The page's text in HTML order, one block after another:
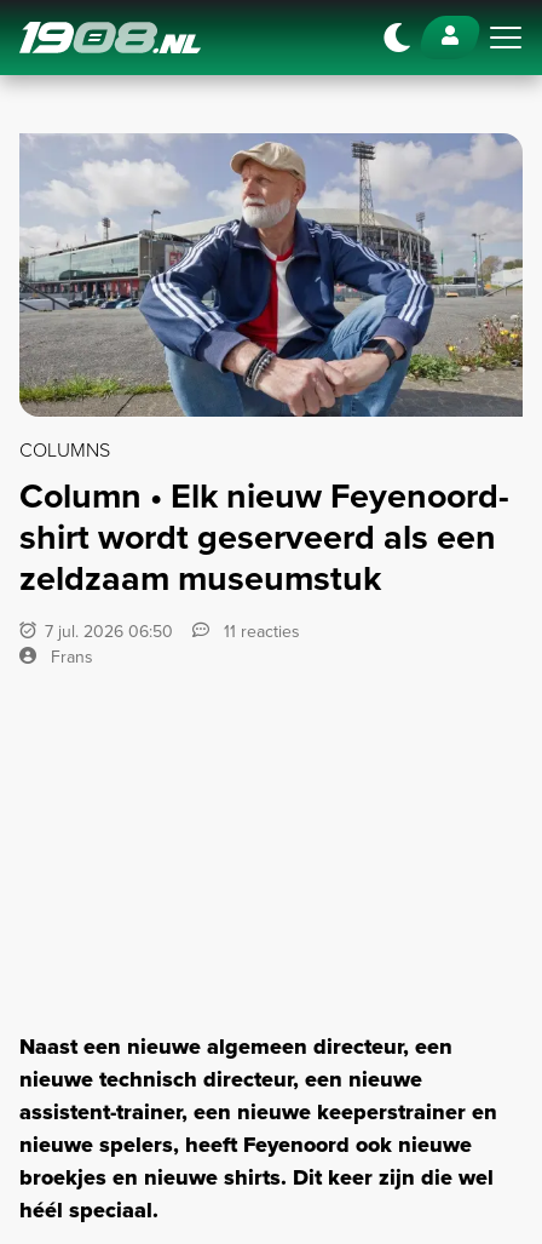
Navigation
COLUMNS
Column • Elk nieuw Feyenoord-
shirt wordt geserveerd als een
zeldzaam museumstuk
7 jul. 2026 06:50
11 reacties
Frans
Naast een nieuwe algemeen directeur, een
nieuwe technisch directeur, een nieuwe
assistent-trainer, een nieuwe keeperstrainer en
nieuwe spelers, heeft Feyenoord ook nieuwe
broekjes en nieuwe shirts. Dit keer zijn die wel
héél speciaal.